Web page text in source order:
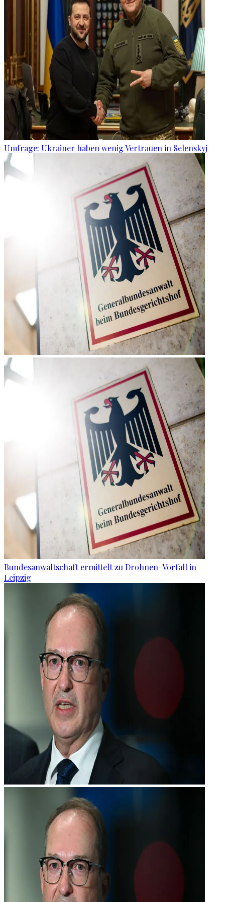
Umfrage: Ukrainer haben wenig Vertrauen in Selenskyj
Bundesanwaltschaft ermittelt zu Drohnen-Vorfall in
Leipzig